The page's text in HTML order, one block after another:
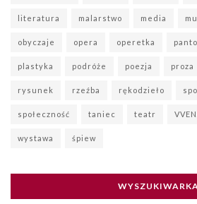
literatura malarstwo media
obyczaje opera operetka
plastyka podróże poezja proza
rysunek rzeźba rękodzieło
społeczność taniec teatr
wystawa śpiew